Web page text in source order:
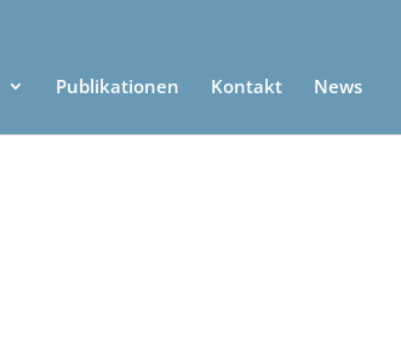
Publikationen Kontakt News